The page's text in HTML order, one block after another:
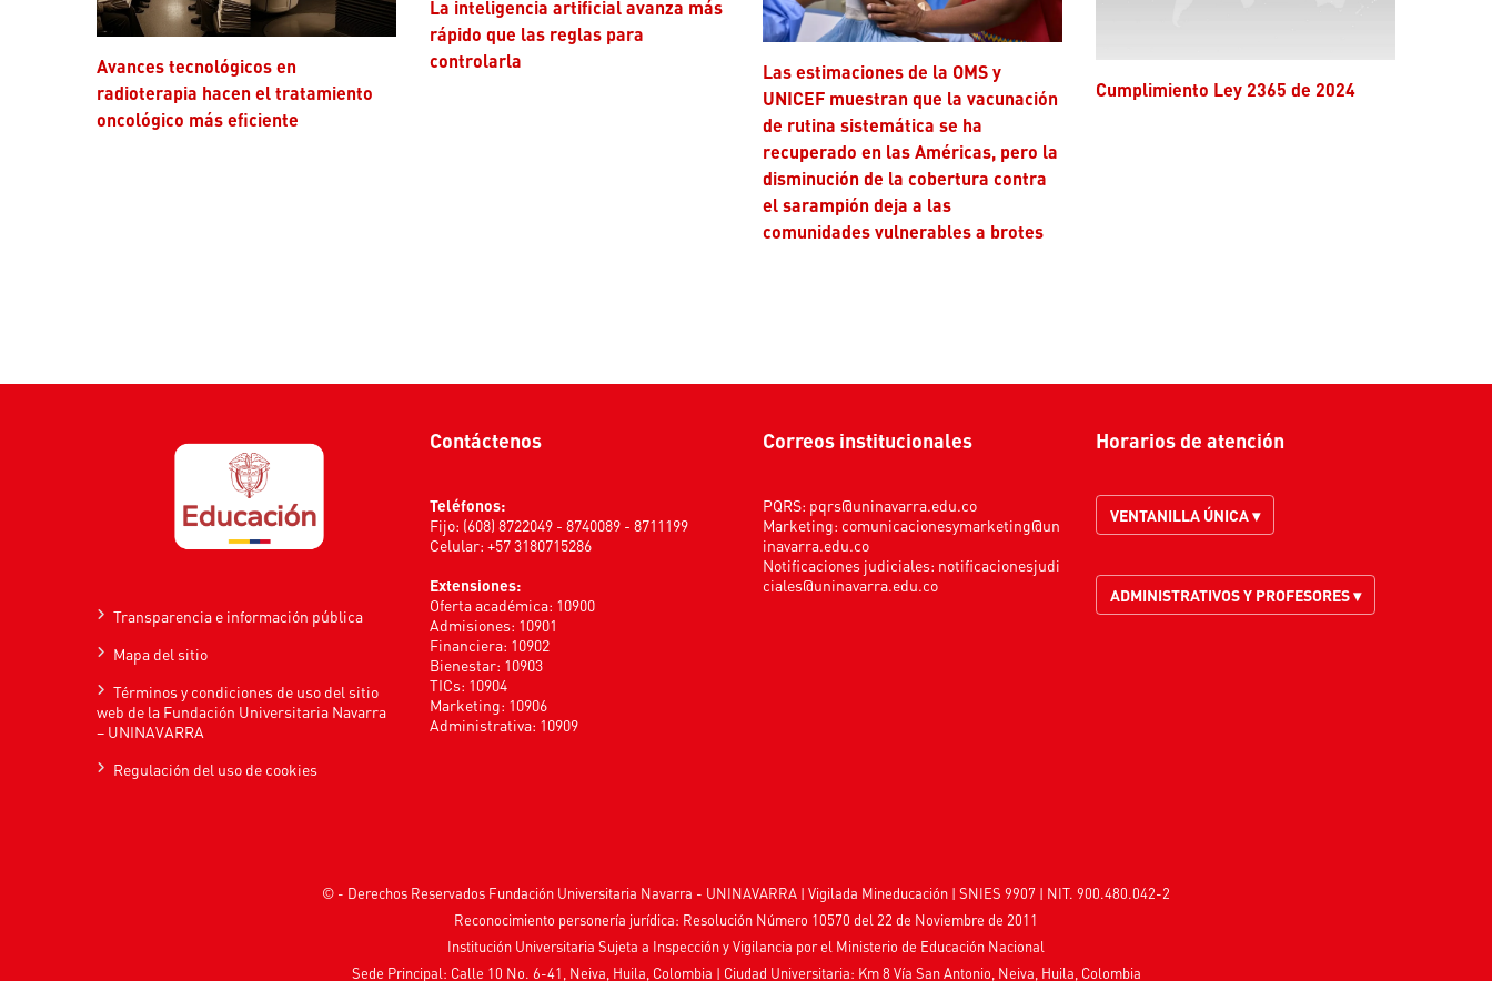
Avances tecnológicos en
radioterapia hacen el tratamiento
oncológico más eficiente
La inteligencia artificial avanza más
rápido que las reglas para
controlarla
Las estimaciones de la OMS y
UNICEF muestran que la vacunación
de rutina sistemática se ha
recuperado en las Américas, pero la
disminución de la cobertura contra
el sarampión deja a las
comunidades vulnerables a brotes
Cumplimiento Ley 2365 de 2024
Transparencia e información pública
Mapa del sitio
Términos y condiciones de uso del sitio
web de la Fundación Universitaria Navarra
– UNINAVARRA
Regulación del uso de cookies
Contáctenos
Teléfonos:
Fijo: (608) 8722049 - 8740089 - 8711199
Celular: +57 3180715286
Extensiones:
Oferta académica: 10900
Admisiones: 10901
Financiera: 10902
Bienestar: 10903
TICs: 10904
Marketing: 10906
Administrativa: 10909
Correos institucionales
PQRS: pqrs@uninavarra.edu.co
Marketing: comunicacionesymarketing@un
inavarra.edu.co
Notificaciones judiciales: notificacionesjudi
ciales@uninavarra.edu.co
Horarios de atención
VENTANILLA ÚNICA ▾
ADMINISTRATIVOS Y PROFESORES ▾
© - Derechos Reservados Fundación Universitaria Navarra - UNINAVARRA | Vigilada Mineducación | SNIES 9907 | NIT. 900.480.042-2
Reconocimiento personería jurídica: Resolución Número 10570 del 22 de Noviembre de 2011
Institución Universitaria Sujeta a Inspección y Vigilancia por el Ministerio de Educación Nacional
Sede Principal: Calle 10 No. 6-41, Neiva, Huila, Colombia | Ciudad Universitaria: Km 8 Vía San Antonio, Neiva, Huila, Colombia